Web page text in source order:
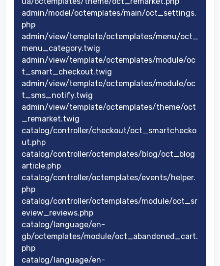
admin/model/octemplates/main/oct_settings.
php
admin/view/template/octemplates/menu/oct_
menu_category.twig
admin/view/template/octemplates/module/oc
t_smart_checkout.twig
admin/view/template/octemplates/module/oc
t_sms_notify.twig
admin/view/template/octemplates/theme/oct
_remarket.twig
catalog/controller/checkout/oct_smartchecko
ut.php
catalog/controller/octemplates/blog/oct_blog
article.php
catalog/controller/octemplates/events/helper.
php
catalog/controller/octemplates/module/oct_sr
eview_reviews.php
catalog/language/en-
gb/octemplates/module/oct_abandoned_cart.
php
catalog/language/en-